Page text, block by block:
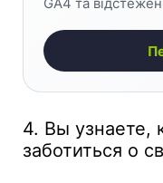
4. Вы узнаете,
заботиться о